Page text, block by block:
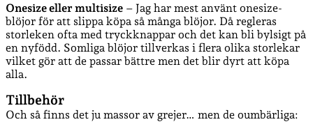
Onesize eller multisize – Jag har mest använt onesize-
blöjor för att slippa köpa så många blöjor. Då regleras
storleken ofta med tryckknappar och det kan bli bylsigt på
en nyfödd. Somliga blöjor tillverkas i flera olika storlekar
vilket gör att de passar bättre men det blir dyrt att köpa
alla.
Tillbehör
Och så finns det ju massor av grejer… men de oumbärliga: